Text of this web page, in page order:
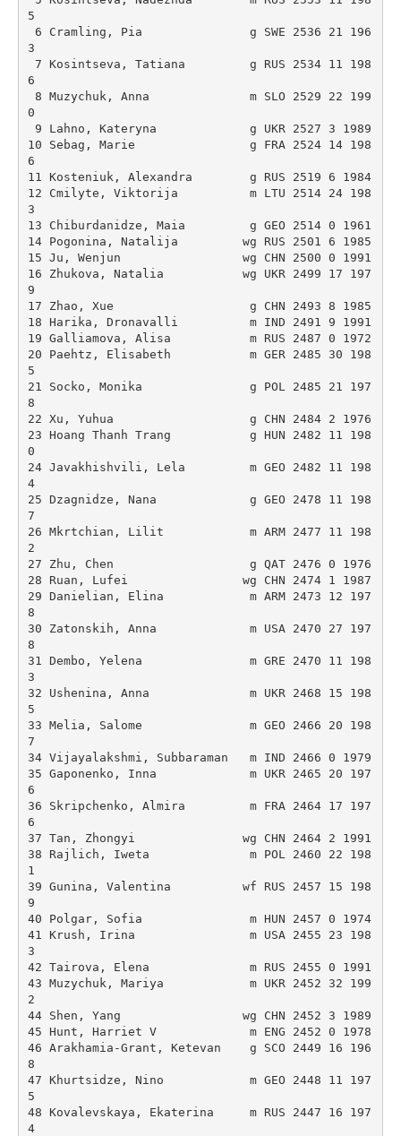
5
3
6
0
10 Sebag, Marie                g FRA 2524 14 198
6
11 Kosteniuk, Alexandra        g RUS 2519 6 1984
12 Cmilyte, Viktorija          m LTU 2514 24 198
3
13 Chiburdanidze, Maia         g GEO 2514 0 1961
14 Pogonina, Natalija         wg RUS 2501 6 1985
15 Ju, Wenjun                 wg CHN 2500 0 1991
16 Zhukova, Natalia           wg UKR 2499 17 197
9
17 Zhao, Xue                   g CHN 2493 8 1985
18 Harika, Dronavalli          m IND 2491 9 1991
19 Galliamova, Alisa           m RUS 2487 0 1972
20 Paehtz, Elisabeth           m GER 2485 30 198
5
21 Socko, Monika               g POL 2485 21 197
8
22 Xu, Yuhua                   g CHN 2484 2 1976
23 Hoang Thanh Trang           g HUN 2482 11 198
0
24 Javakhishvili, Lela         m GEO 2482 11 198
4
25 Dzagnidze, Nana             g GEO 2478 11 198
7
26 Mkrtchian, Lilit            m ARM 2477 11 198
2
27 Zhu, Chen                   g QAT 2476 0 1976
28 Ruan, Lufei                wg CHN 2474 1 1987
29 Danielian, Elina            m ARM 2473 12 197
8
30 Zatonskih, Anna             m USA 2470 27 197
8
31 Dembo, Yelena               m GRE 2470 11 198
3
32 Ushenina, Anna              m UKR 2468 15 198
5
33 Melia, Salome               m GEO 2466 20 198
7
34 Vijayalakshmi, Subbaraman   m IND 2466 0 1979
35 Gaponenko, Inna             m UKR 2465 20 197
6
36 Skripchenko, Almira         m FRA 2464 17 197
6
37 Tan, Zhongyi               wg CHN 2464 2 1991
38 Rajlich, Iweta              m POL 2460 22 198
1
39 Gunina, Valentina          wf RUS 2457 15 198
9
40 Polgar, Sofia               m HUN 2457 0 1974
41 Krush, Irina                m USA 2455 23 198
3
42 Tairova, Elena              m RUS 2455 0 1991
43 Muzychuk, Mariya            m UKR 2452 32 199
2
44 Shen, Yang                 wg CHN 2452 3 1989
45 Hunt, Harriet V             m ENG 2452 0 1978
46 Arakhamia-Grant, Ketevan    g SCO 2449 16 196
8
47 Khurtsidze, Nino            m GEO 2448 11 197
5
48 Kovalevskaya, Ekaterina     m RUS 2447 16 197
4